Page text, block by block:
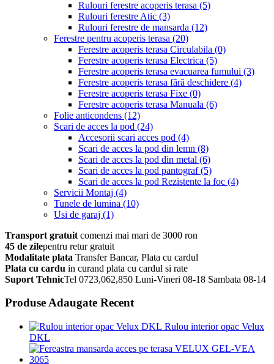
Rulouri ferestre acoperis terasa (5)
Rulouri ferestre Atic (3)
Rulouri ferestre de mansarda (12)
Ferestre pentru acoperis terasa (20)
Ferestre acoperis terasa Circulabila (0)
Ferestre acoperis terasa Electrica (5)
Ferestre acoperis terasa evacuarea fumului (3)
Ferestre acoperis terasa fără deschidere (4)
Ferestre acoperis terasa Fixe (0)
Ferestre acoperis terasa Manuala (6)
Folie anticondens (12)
Scari de acces la pod (24)
Accesorii scari acces pod (4)
Scari de acces la pod din lemn (8)
Scari de acces la pod din metal (6)
Scari de acces la pod pantograf(5)
Scari de acces la pod Rezistente la foc (4)
Servicii Montaj (4)
Tunele de lumina (10)
Usi de garaj (1)
Transport gratuit comenzi mai mari de 3000 ron
45 de zilepentru retur gratuit
Modalitate plata Transfer Bancar, Plata cu cardul
Plata cu cardu in curand plata cu cardul si rate
Suport TehnicTel 0723,062,850 Luni-Vineri 08-18 Sambata 08-14
Produse Adaugate Recent
Rulou interior opac Velux
DKL